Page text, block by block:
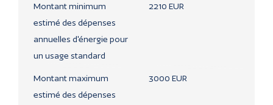
Montant minimum
estimé des dépenses
annuelles d'énergie pour
un usage standard
2210 EUR
Montant maximum
estimé des dépenses
3000 EUR